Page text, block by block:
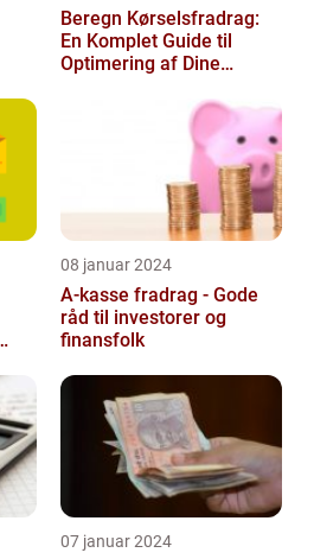
Beregn Kørselsfradrag:
En Komplet Guide til
Optimering af Dine
08 januar 2024
A-kasse fradrag - Gode
råd til investorer og
finansfolk
07 januar 2024